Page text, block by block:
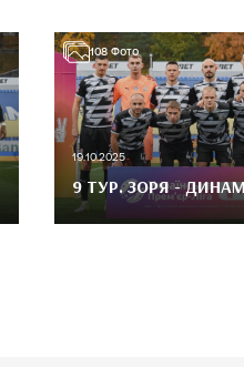
108Фото
19.10.2025
9 ТУР. ЗОРЯ -